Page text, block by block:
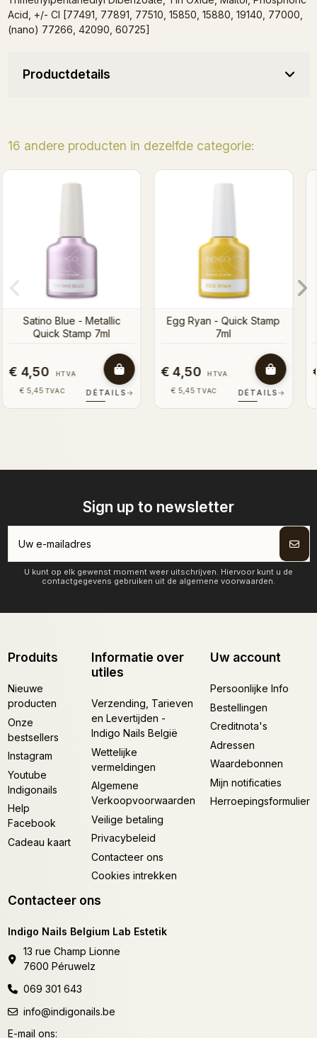
Acid, +/- CI [77491, 77891, 77510, 15850, 15880, 19140, 77000,
(nano) 77266, 42090, 60725]
Productdetails
16 andere producten in dezelfde categorie:
→
Bieski - Quick Stamp 7ml
€ 4,50 HTVA
€ 5,45 TVAC DÉTAILS →
Citrolina - Quick Stamp
€ 4,50 HTVA
€ 5,45 TVAC
Sign up to newsletter
U kunt op elk gewenst moment weer uitschrijven. Hiervoor kunt u de
contactgegevens gebruiken uit de algemene voorwaarden.
Produits
Nieuwe
producten
Onze
bestsellers
Instagram
Youtube
Indigonails
Help
Facebook
Cadeau kaart
Informatie over
utiles
Verzending, Tarieven
en Levertijden -
Indigo Nails België
Wettelijke
vermeldingen
Algemene
Verkoopvoorwaarden
Veilige betaling
Privacybeleid
Contacteer ons
Cookies intrekken
Uw account
Persoonlijke Info
Bestellingen
Creditnota's
Adressen
Waardebonnen
Mijn notificaties
Herroepingsformulier
Contacteer ons
Indigo Nails Belgium Lab Estetik
13 rue Champ Lionne
7600 Péruwelz
069 301 643
info@indigonails.be
E-mail ons: